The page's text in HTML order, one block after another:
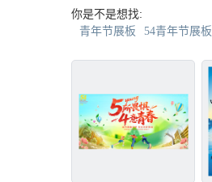
你是不是想找:
青年节展板 54青年节展板